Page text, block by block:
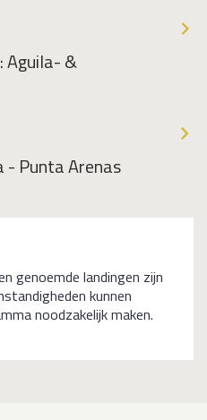
Aguila- &
- Punta Arenas
genoemde landingen zijn
kunnen
noodzakelijk maken.